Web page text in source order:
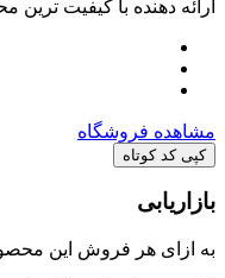
ارائه دهنده با کیفیت
مشاهده فروشگاه
کپی کد کوتاه
بازاریابی
به ازای هر فروش این